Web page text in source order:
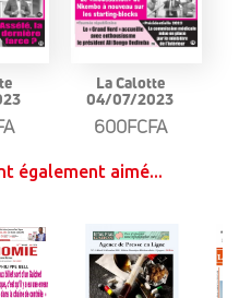
La Calotte
04/07/2023
600FCFA
également aimé...